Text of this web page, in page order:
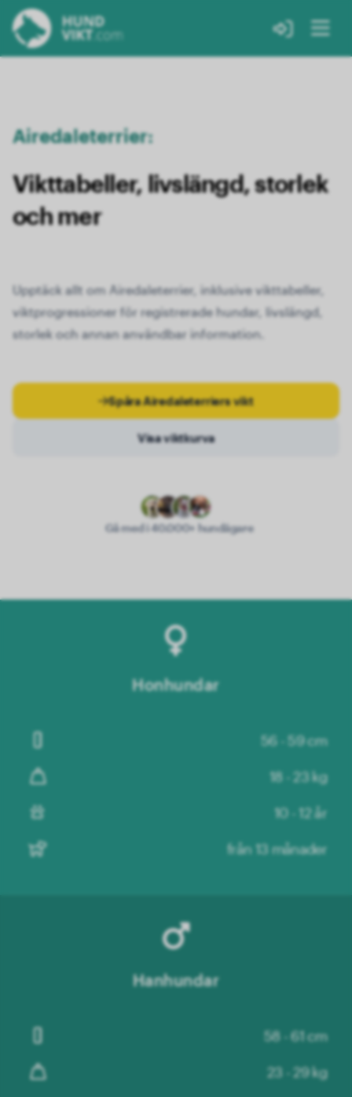
Airedaleterrier:
Vikttabeller, livslängd, storlek
och mer
Upptäck allt om Airedaleterrier, inklusive vikttabeller,
viktprogressioner för registrerade hundar, livslängd,
storlek och annan användbar information.
Spåra Airedaleterriers vikt
Visa viktkurva
Gå med i 40.000+ hundägare
Honhundar
56 - 59 cm
18 - 23 kg
10 - 12 år
från 13 månader
Hanhundar
58 - 61 cm
23 - 29 kg